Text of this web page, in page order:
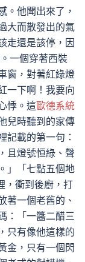
。他聞出來了，
大而散發出的氣
走還是該停，因
一個穿著西裝
窗，對著紅綠燈
一下啊！我要向
悸。這歐德系統
兒時聽到的家傳
記載的第一句：
且燈號恒綠、聲
」「七點五個地
，衝到後廚，打
著一個老舊的、
：「一醬二醋三
只有像他這樣的
金，只有一個閃